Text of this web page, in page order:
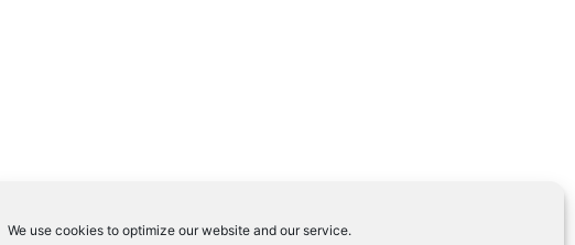
We use cookies to optimize our website and our service.